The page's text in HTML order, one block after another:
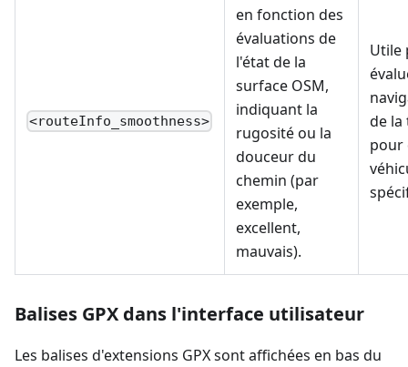
<routeInfo_smoothness>
en fonction des
évaluations de
l'état de la
surface OSM,
indiquant la
rugosité ou la
douceur du
chemin (par
exemple,
excellent,
mauvais).
Utile
de la
pour
Balises GPX dans l'interface utilisateur
Les balises d'extensions GPX sont affichées en bas du